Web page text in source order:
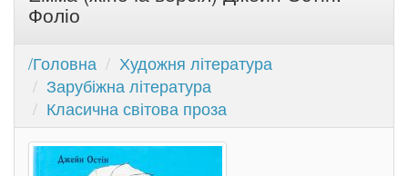
Фоліо
/Головна
Художня література
Зарубіжна література
Класична світова проза